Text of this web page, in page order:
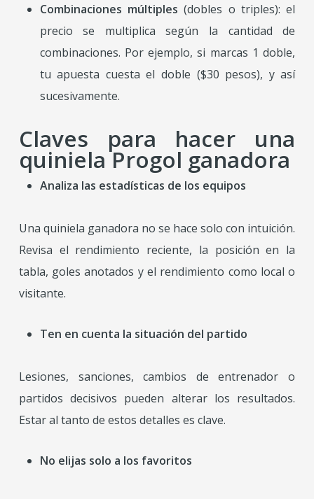
Combinaciones múltiples (dobles o triples): el
precio se multiplica según la cantidad de
combinaciones. Por ejemplo, si marcas 1 doble,
tu apuesta cuesta el doble ($30 pesos), y así
sucesivamente.
Claves para hacer una
quiniela Progol ganadora
Analiza las estadísticas de los equipos
Una quiniela ganadora no se hace solo con intuición.
Revisa el rendimiento reciente, la posición en la
tabla, goles anotados y el rendimiento como local o
visitante.
Ten en cuenta la situación del partido
Lesiones, sanciones, cambios de entrenador o
partidos decisivos pueden alterar los resultados.
Estar al tanto de estos detalles es clave.
No elijas solo a los favoritos